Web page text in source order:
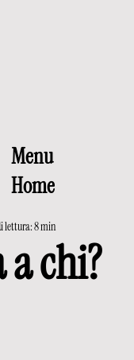
Menu
Home
a chi?
lettura: 8 min